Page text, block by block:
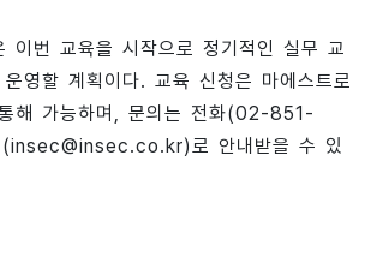
이번 교육을 시작으로 정기적인 실무 교
영할 계획이다. 교육 신청은 마에스트로
해 가능하며, 문의는 전화(02-851-
로 안내받을 수 있